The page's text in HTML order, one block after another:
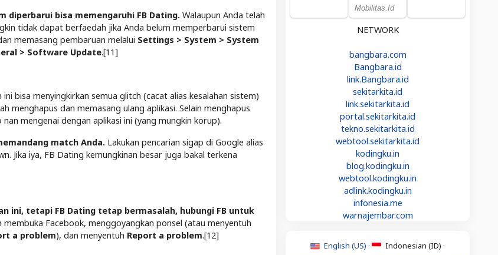
diperbarui bisa memengaruhi FB Dating. Walaupun Anda telah
tidak dapat berfaedah jika Anda belum memperbarui sistem
memasang pembaruan melalui Settings > System > System
> Software Update.[11]
ini bisa menyingkirkan semua glitch (cacat alias kesalahan sistem)
menghapus dan memasang ulang aplikasi. Selain menghapus
mengenai dengan aplikasi ini (yang mungkin korup).
match Anda. Lakukan pencarian sigap di Google alias
Jika iya, FB Dating kemungkinan besar juga bakal terkena
ini, tetapi FB Dating tetap bermasalah, hubungi FB untuk
Facebook, menggoyangkan ponsel (atau menyentuh
a problem), dan menyentuh Report a problem.[12]
NETWORK
bangbara.com
Bangbara.id
link.Bangbara.id
sekitarkita.id
link.sekitarkita.id
portal.sekitarkita.id
tekno.sekitarkita.id
webtool.sekitarkita.id
kodingku.in
blog.kodingku.in
webtool.kodingku.in
adlink.kodingku.in
infonesia.me
warnajembar.com
English (US) ·
Indonesian (ID) ·